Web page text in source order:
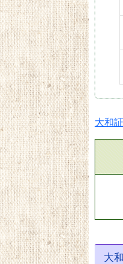
大和
大